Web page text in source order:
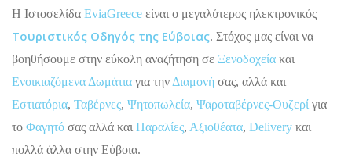
H Ιστοσελίδα EviaGreece είναι ο μεγαλύτερος ηλεκτρονικός
Τουριστικός Οδηγός της Εύβοιας. Στόχος μας είναι να
βοηθήσουμε στην εύκολη αναζήτηση σε Ξενοδοχεία και
Ενοικιαζόμενα Δωμάτια για την Διαμονή σας, αλλά και
Εστιατόρια, Ταβέρνες, Ψητοπωλεία, Ψαροταβέρνες-Ουζερί για
το Φαγητό σας αλλά και Παραλίες, Αξιοθέατα, Delivery και
πολλά άλλα στην Εύβοια.